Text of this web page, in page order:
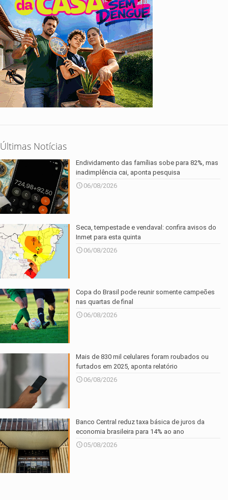
Últimas Notícias
Endividamento das famílias sobe para 82%, mas
inadimplência cai, aponta pesquisa
06/08/2026
Seca, tempestade e vendaval: confira avisos do
Inmet para esta quinta
06/08/2026
Copa do Brasil pode reunir somente campeões
nas quartas de final
06/08/2026
Mais de 830 mil celulares foram roubados ou
furtados em 2025, aponta relatório
06/08/2026
Banco Central reduz taxa básica de juros da
economia brasileira para 14% ao ano
05/08/2026